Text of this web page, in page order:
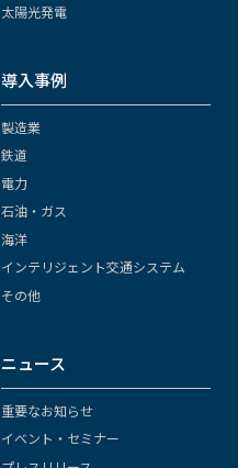
太陽光発電
導入事例
製造業
鉄道
電力
石油・ガス
海洋
インテリジェント交通システム
その他
ニュース
重要なお知らせ
イベント・セミナー